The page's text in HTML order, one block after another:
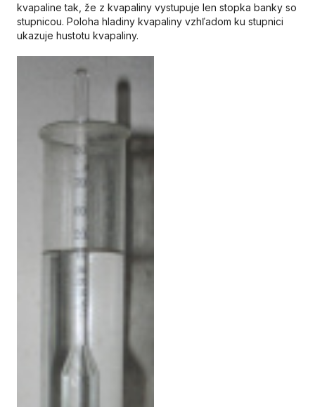
kvapaline tak, že z kvapaliny vystupuje len stopka banky so
stupnicou. Poloha hladiny kvapaliny vzhľadom ku stupnici
ukazuje hustotu kvapaliny.